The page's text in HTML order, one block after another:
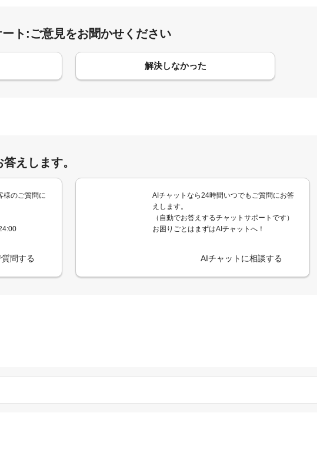
ート:ご意見をお聞かせください
解決しなかった
えします。
様のご質問に
問する
AIチャットなら24時間いつでもご質問にお答
えします。
（自動でお答えするチャットサポートです）
お困りごとはまずはAIチャットへ！
AIチャットに相談する